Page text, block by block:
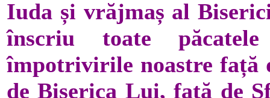
Iuda și vrăjmaș al
înscriu toate
împotrivirile noastre față
de Biserica Lui, față de